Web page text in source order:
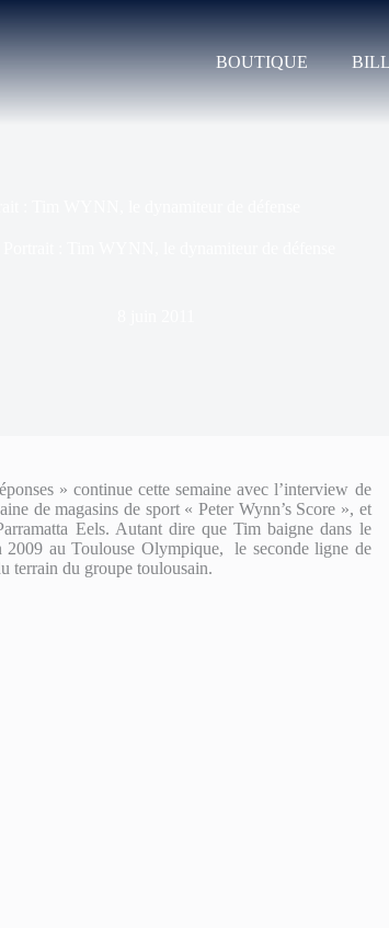
BOUTIQUE
» continue cette semaine avec l’interview de
de magasins de sport « Peter Wynn’s Score », et
Eels. Autant dire que Tim baigne dans le
2009 au Toulouse Olympique, le seconde ligne de
terrain du groupe toulousain.